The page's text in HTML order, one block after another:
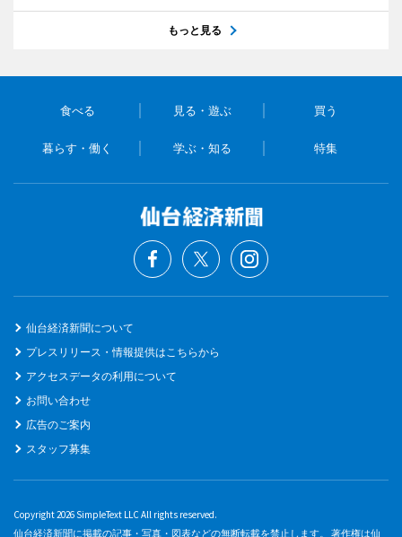
もっと見る
食べる 見る・遊ぶ 買う
暮らす・働く 学ぶ・知る 特集
仙台経済新聞について
プレスリリース・情報提供はこちらから
アクセスデータの利用について
お問い合わせ
広告のご案内
スタッフ募集
Copyright 2026 SimpleText LLC All rights reserved.
仙台経済新聞に掲載の記事・写真・図表などの無断転載を禁止します。 著作権は仙